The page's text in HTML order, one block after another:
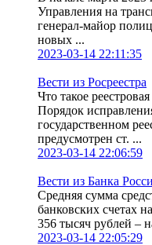
Управления на
генерал-майор
новых ...
2023-03-14 22:11:35
Вести из Росреестра
Что такое
Порядок
государственном
предусмотрен ст. ...
2023-03-14 22:06:59
Вести из Банка
Средняя сумма
банковских счетах
356 тысяч рублей –
2023-03-14 22:05:29